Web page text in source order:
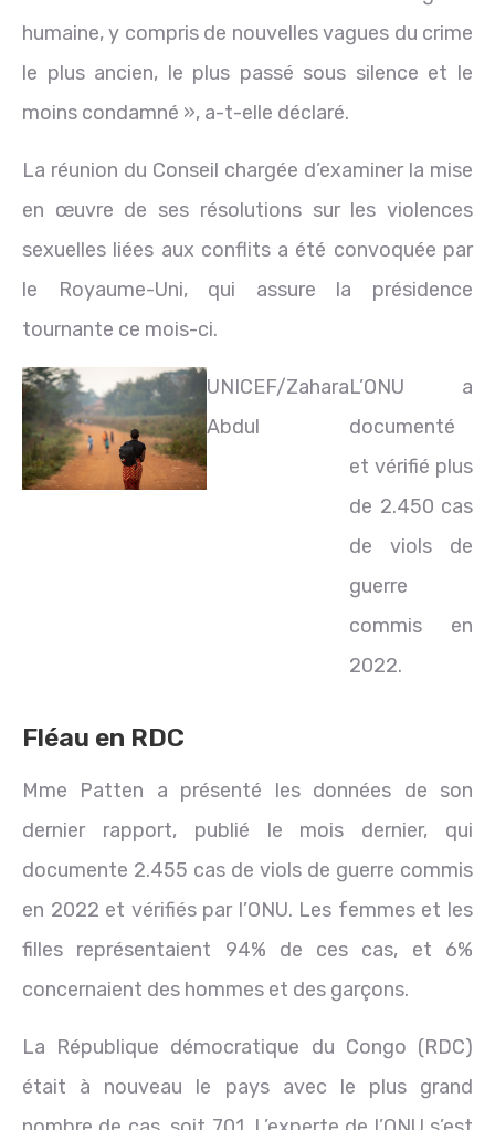
humaine, y compris de nouvelles vagues du crime
le plus ancien, le plus passé sous silence et le
moins condamné », a-t-elle déclaré.
La réunion du Conseil chargée d’examiner la mise
en œuvre de ses résolutions sur les violences
sexuelles liées aux conflits a été convoquée par
le Royaume-Uni, qui assure la présidence
tournante ce mois-ci.
UNICEF/Zahara
Abdul
L’ONU a
documenté
et vérifié plus
de 2.450 cas
de viols de
guerre
commis en
2022.
Fléau en RDC
Mme Patten a présenté les données de son
dernier rapport, publié le mois dernier, qui
documente 2.455 cas de viols de guerre commis
en 2022 et vérifiés par l’ONU. Les femmes et les
filles représentaient 94% de ces cas, et 6%
concernaient des hommes et des garçons.
La République démocratique du Congo (RDC)
était à nouveau le pays avec le plus grand